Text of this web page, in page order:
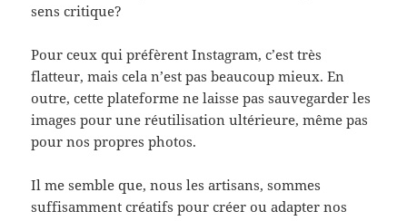
sens critique?
Pour ceux qui préfèrent Instagram, c’est très
flatteur, mais cela n’est pas beaucoup mieux. En
outre, cette plateforme ne laisse pas sauvegarder les
images pour une réutilisation ultérieure, même pas
pour nos propres photos.
Il me semble que, nous les artisans, sommes
suffisamment créatifs pour créer ou adapter nos